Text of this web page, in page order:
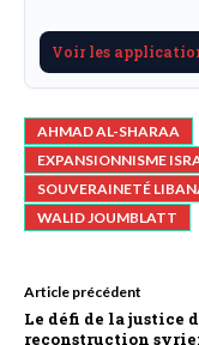
Voir les
AHMAD AL-SHARAA
EXPANSIONNISME
SOUVERAINETÉ
WALID JOUMBLATT
Article précédent
Le défi de la justice
reconstruction